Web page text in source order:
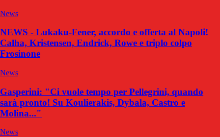
News
NEWS - Lukaku-Fener, accordo e offerta al Napoli!
Calha, Kristensen, Endrick, Rowe e triplo colpo
Frosinone
News
Gasperini: "Ci vuole tempo per Pellegrini, quando
sarà pronto! Su Koulierakis, Dybala, Castro e
Molina..."
News